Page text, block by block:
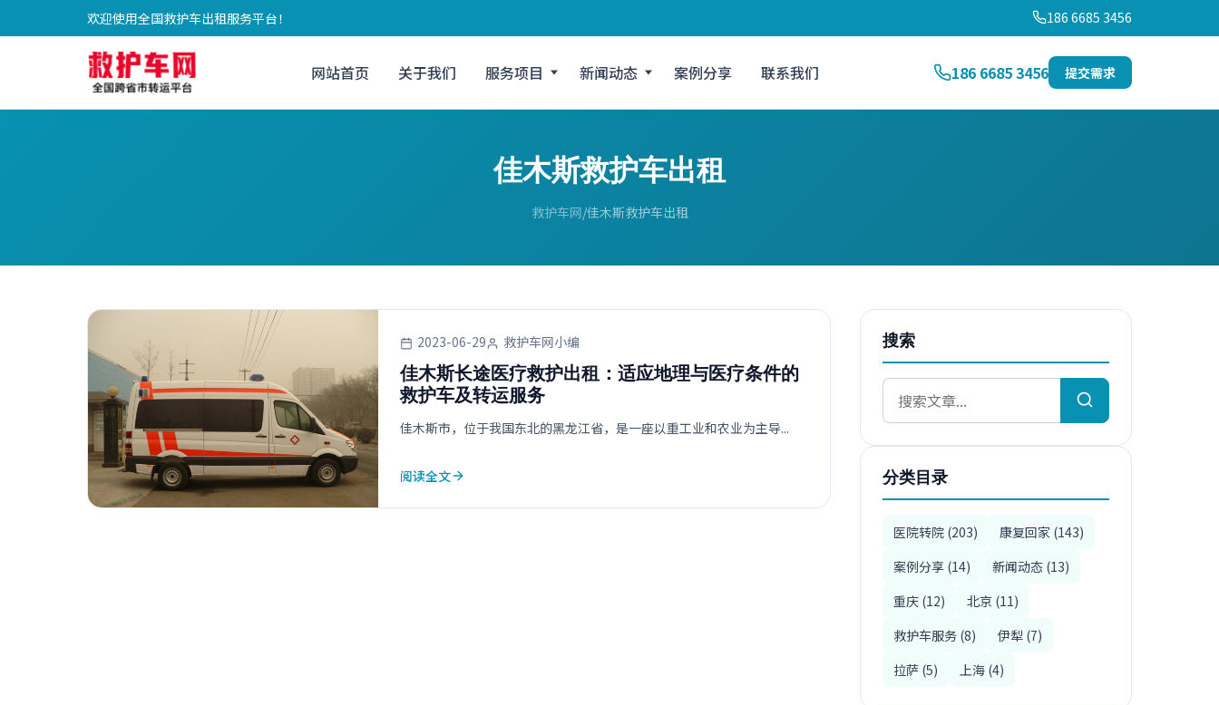
欢迎使用全国救护车出租服务平台！ 186 6685 3456
网站首页 关于我们 服务项目 新闻动态 案例分享 联系我们 186 6685 3456 提交需求
佳木斯救护车出租
救护车网 佳木斯救护车出租
2023-06-29 救护车网小编
佳木斯长途医疗救护出租：适应地理与医疗条件的
救护车及转运服务
佳木斯市，位于我国东北的黑龙江省，是一座以重工业和农业为主导...
阅读全文
搜索
分类目录
医院转院 (203)
康复回家 (143)
案例分享 (14)
新闻动态 (13)
重庆 (12)
北京 (11)
救护车服务 (8)
伊犁 (7)
拉萨 (5)
上海 (4)